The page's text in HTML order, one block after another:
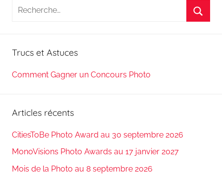
Recherche
Trucs et Astuces
Comment Gagner un Concours Photo
Articles récents
CitiesToBe Photo Award au 30 septembre 2026
MonoVisions Photo Awards au 17 janvier 2027
Mois de la Photo au 8 septembre 2026